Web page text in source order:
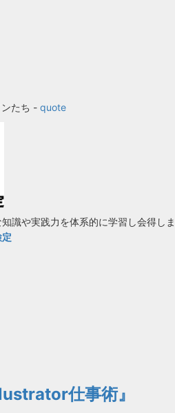
たち - quote
識や実践力を体系的に学習し会得し
仕事術』